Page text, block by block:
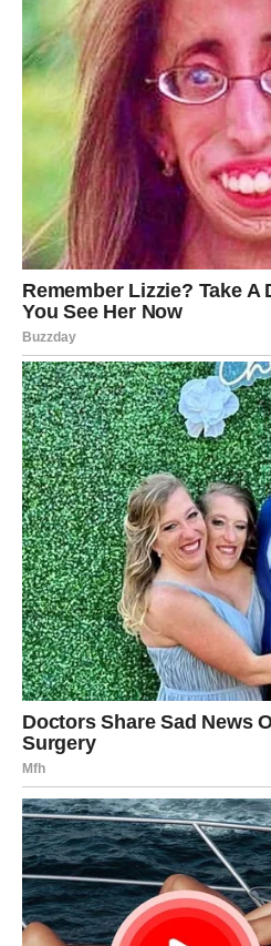
jednog od najljepših i
životu.